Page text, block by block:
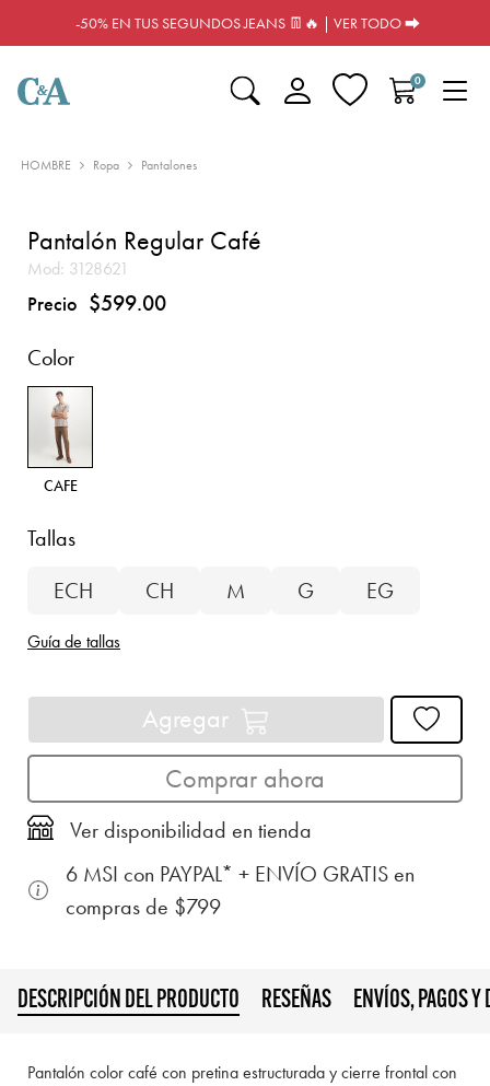
-50% EN TUS SEGUNDOS JEANS 👖🔥 | VER TODO ⮕
0
HOMBRE Ropa Pantalones
Pantalón Regular Café
Mod: 3128621
Precio $599.00
Color
CAFE
Tallas
ECH
CH M G EG
Guía de tallas
Agregar
Comprar ahora
Ver disponibilidad en tienda
6 MSI con PAYPAL* + ENVÍO GRATIS en
compras de $799
DESCRIPCIÓN DEL PRODUCTO RESEÑAS ENVÍOS, PAGOS Y
Pantalón color café con pretina estructurada y cierre frontal con